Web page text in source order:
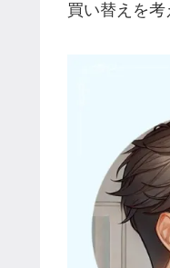
買い替えを